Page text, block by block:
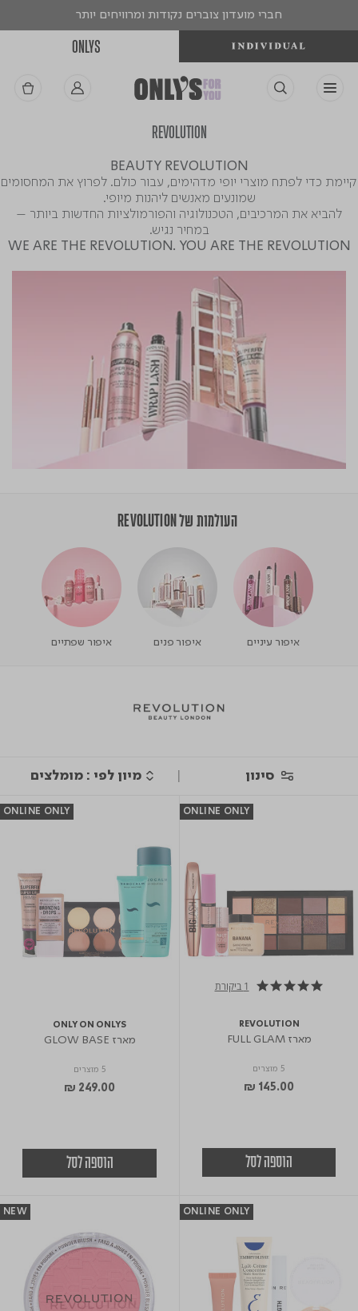
חברי מועדון צוברים נקודות ומרוויחים יותר
ONLYS
REVOLUTION
BEAUTY REVOLUTION
קיימת כדי לפתח מוצרי יופי מדהימים, עבור כולם. לפרוץ את המחסומים
שמונעים מאנשים ליהנות מיופי.
להביא את המרכיבים, הטכנולוגיה והפורמולציות החדשות ביותר –
במחיר נגיש.
WE ARE THE REVOLUTION. YOU ARE THE REVOLUTION
העולמות של REVOLUTION
איפור עיניים איפור פנים איפור שפתיים
סינון
5.0 star rating 1 ביקורת
ONLINE ONLY
REVOLUTION
מארז FULL GLAM
5 מוצרים
₪ 145.00
הוספה לסל
ONLINE ONLY
ONLY ON ONLYS
מארז GLOW BASE
5 מוצרים
₪ 249.00
הוספה לסל
ONLINE ONLY
NEW